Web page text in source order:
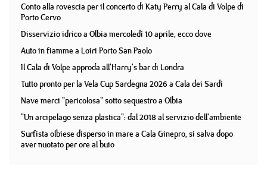
Conto alla rovescia per il concerto di Katy Perry al Cala di Volpe di
Porto Cervo
Disservizio idrico a Olbia mercoledì 10 aprile, ecco dove
Auto in fiamme a Loiri Porto San Paolo
Il Cala di Volpe approda all'Harry's bar di Londra
Tutto pronto per la Vela Cup Sardegna 2026 a Cala dei Sardi
Nave merci "pericolosa" sotto sequestro a Olbia
"Un arcipelago senza plastica": dal 2018 al servizio dell'ambiente
Surfista olbiese disperso in mare a Cala Ginepro, si salva dopo
aver nuotato per ore al buio